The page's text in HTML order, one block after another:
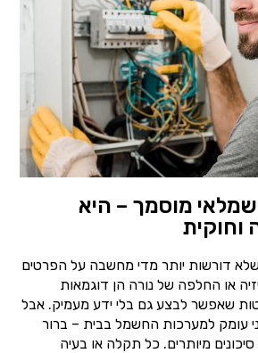
מוסמך – היא
דורשות יותר מדי מחשבה על הפרטים
או החלפה של נורה הן דוגמאות
שאפשר לבצע גם בלי ידע מעמיק. אבל
עומק למערכות החשמל בבית – ברור
מיותרים. כל תקלה או בעיה